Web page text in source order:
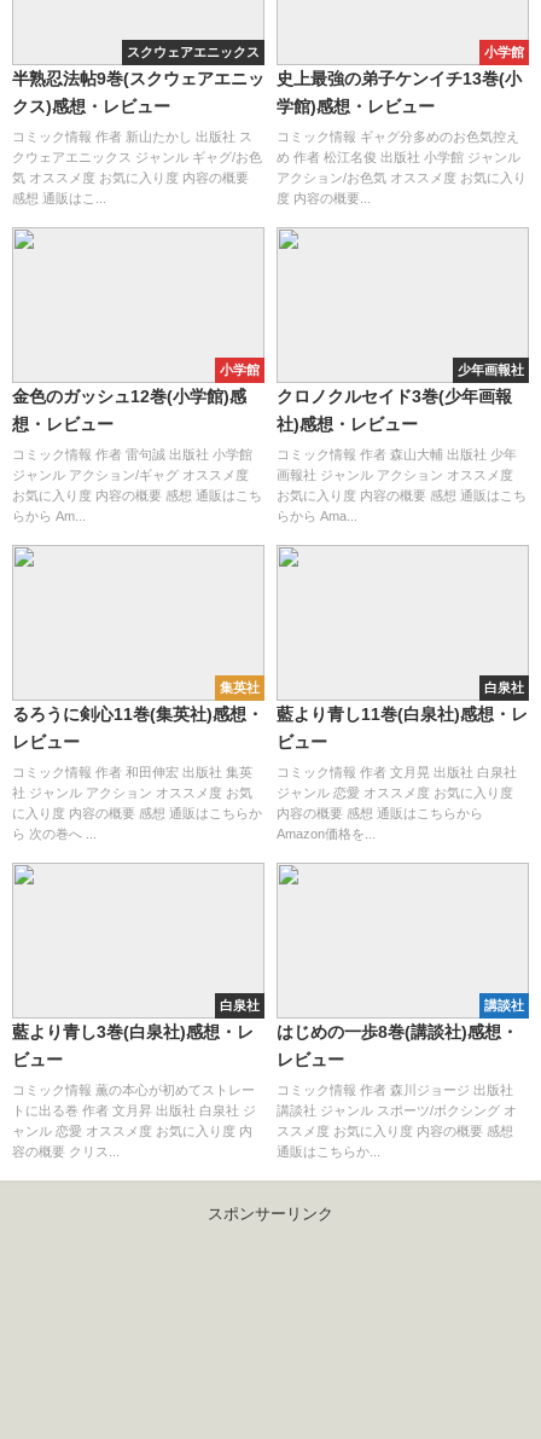
スクウェアエニックス
半熟忍法帖9巻(スクウェアエニッ
クス)感想・レビュー
コミック情報 作者 新山たかし 出版社 ス
クウェアエニックス ジャンル ギャグ/お色
気 オススメ度 お気に入り度 内容の概要
感想 通販はこ...
小学館
史上最強の弟子ケンイチ13巻(小
学館)感想・レビュー
コミック情報 ギャグ分多めのお色気控え
め 作者 松江名俊 出版社 小学館 ジャンル
アクション/お色気 オススメ度 お気に入り
度 内容の概要...
小学館
金色のガッシュ12巻(小学館)感
想・レビュー
コミック情報 作者 雷句誠 出版社 小学館
ジャンル アクション/ギャグ オススメ度
お気に入り度 内容の概要 感想 通販はこち
らから Am...
少年画報社
クロノクルセイド3巻(少年画報
社)感想・レビュー
コミック情報 作者 森山大輔 出版社 少年
画報社 ジャンル アクション オススメ度
お気に入り度 内容の概要 感想 通販はこち
らから Ama...
集英社
るろうに剣心11巻(集英社)感想・
レビュー
コミック情報 作者 和田伸宏 出版社 集英
社 ジャンル アクション オススメ度 お気
に入り度 内容の概要 感想 通販はこちらか
ら 次の巻へ ...
白泉社
藍より青し11巻(白泉社)感想・レ
ビュー
コミック情報 作者 文月晃 出版社 白泉社
ジャンル 恋愛 オススメ度 お気に入り度
内容の概要 感想 通販はこちらから
Amazon価格を...
白泉社
藍より青し3巻(白泉社)感想・レ
ビュー
コミック情報 薫の本心が初めてストレー
トに出る巻 作者 文月昇 出版社 白泉社 ジ
ャンル 恋愛 オススメ度 お気に入り度 内
容の概要 クリス...
講談社
はじめの一歩8巻(講談社)感想・
レビュー
コミック情報 作者 森川ジョージ 出版社
講談社 ジャンル スポーツ/ボクシング オ
ススメ度 お気に入り度 内容の概要 感想
通販はこちらか...
スポンサーリンク